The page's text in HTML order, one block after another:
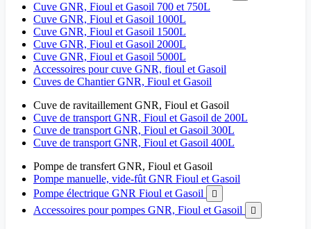
Cuve GNR, Fioul et Gasoil 700 et 750L
Cuve GNR, Fioul et Gasoil 1000L
Cuve GNR, Fioul et Gasoil 1500L
Cuve GNR, Fioul et Gasoil 2000L
Cuve GNR, Fioul et Gasoil 5000L
Accessoires pour cuve GNR, fioul et Gasoil
Cuves de Chantier GNR, Fioul et Gasoil
Cuve de ravitaillement GNR, Fioul et Gasoil
Cuve de transport GNR, Fioul et Gasoil de 200L
Cuve de transport GNR, Fioul et Gasoil 300L
Cuve de transport GNR, Fioul et Gasoil 400L
Pompe de transfert GNR, Fioul et Gasoil
Pompe manuelle, vide-fût GNR Fioul et Gasoil
Pompe électrique GNR Fioul et Gasoil

Accessoires pour pompes GNR, Fioul et Gasoil 